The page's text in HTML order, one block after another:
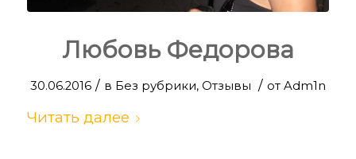
Любовь Федорова
30.06.2016 / в Без рубрики, Отзывы / от Adm1n
Читать далее